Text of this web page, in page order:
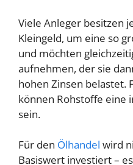
Viele Anleger besitzen
Kleingeld, um eine so
und möchten
aufnehmen, der sie
hohen Zinsen belastet.
können Rohstoffe eine
sein.
Für den Ölhandel wird
Basiswert investiert –